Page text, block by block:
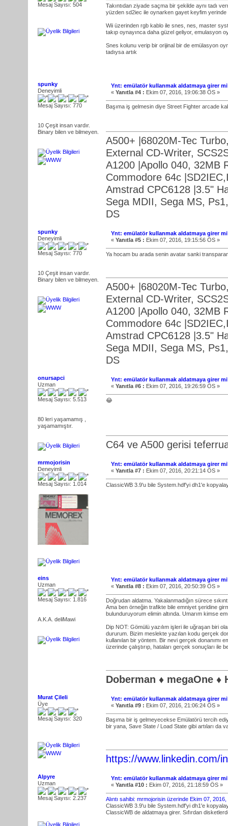
Mesaj Sayısı: 504
Takıntıdan ziyade saçma bir şekilde aynı tadı
yüzden sd2iec ile oynarken gayet keyfim yerinde
Wii üzerinden rgb kablo ile snes, nes, master
takıp oynayınca daha güzel geliyor, emulasyon
Snes kolunu verip bir orijinal bir de emülasyon
tadıysa artık
spunky
Deneyimli
Mesaj Sayısı: 770
10 Çeşit insan vardır.
Binary bilen ve bilmeyen.
Ynt: emülatör kullanmak aldatmaya girer
« Yanıtla #4 : Ekim 07, 2016, 19:06:38 ÖS »
Başıma iş gelmesin diye Street Fighter arcade
A500+ |68020M-Tec
External CD-Writer,
A1200 |Apollo 040, 32MB
Commodore 64c
Amstrad CPC6128 |3.5"
Sega MDII, Sega MS,
DS
spunky
Deneyimli
Mesaj Sayısı: 770
10 Çeşit insan vardır.
Binary bilen ve bilmeyen.
Ynt: emülatör kullanmak aldatmaya girer
« Yanıtla #5 : Ekim 07, 2016, 19:15:56 ÖS »
Ya hocam bu arada senin avatar sanki
A500+ |68020M-Tec
External CD-Writer,
A1200 |Apollo 040, 32MB
Commodore 64c
Amstrad CPC6128 |3.5"
Sega MDII, Sega MS,
DS
onursapci
Uzman
Mesaj Sayısı: 5.513
80 leri yaşamamış ,
yaşamamıştır.
Ynt: emülatör kullanmak aldatmaya girer
« Yanıtla #6 : Ekim 07, 2016, 19:26:59 ÖS »
😂
C64 ve A500 gerisi
mrmojorisin
Deneyimli
Mesaj Sayısı: 1.014
Ynt: emülatör kullanmak aldatmaya girer
« Yanıtla #7 : Ekim 07, 2016, 20:21:14 ÖS »
ClassicWB 3.9'u bile System.hdf'yi dh1'e
eins
Uzman
Mesaj Sayısı: 1.816
A.K.A. deliMawi
Ynt: emülatör kullanmak aldatmaya girer
« Yanıtla #8 : Ekim 07, 2016, 20:50:39 ÖS »
Doğrudan aldatma. Yakalanmadığın sürece
Ama ben örneğin trafikte bile emniyet şeridine
bulunduruyorum elimin altında. Umarım kimse
Dip NOT: Gömülü yazılım işleri ile uğraşan biri
dururum. Bizim meslekte yazılan kodu gerçek
kullanılan bir yöntem. Bir nevi gerçek donanımı
üzerinde çalıştırıp, hataları gerçek sonuçları ile
Doberman ♦ megaOne ♦
Murat Çileli
Üye
Mesaj Sayısı: 320
Ynt: emülatör kullanmak aldatmaya girer
« Yanıtla #9 : Ekim 07, 2016, 21:06:24 ÖS »
Başıma bir iş gelmeyecekse Emülatörü tercih
bir yana, Save State / Load State gibi artıları da
https://www.linkedin.com/
Alpyre
Uzman
Mesaj Sayısı: 2.237
Ynt: emülatör kullanmak aldatmaya girer
« Yanıtla #10 : Ekim 07, 2016, 21:18:59 ÖS »
Alıntı sahibi: mrmojorisin üzerinde Ekim 07,
ClassicWB 3.9'u bile System.hdf'yi dh1'e
ClassicWB de aldatmaya girer. Sıfırdan